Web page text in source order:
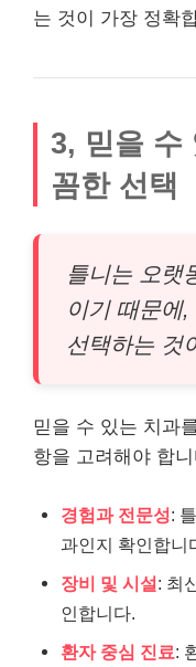
는 것이 가장 정확
3, 믿을 수
꼼한 선택
틀니는 오랫
이기 때문에,
선택하는 것
믿을 수 있는 치과
항을 고려해야 합
경험과 전문성:
과인지 확인합니
장비 및 시설: 최
인합니다.
환자 중심 진료: